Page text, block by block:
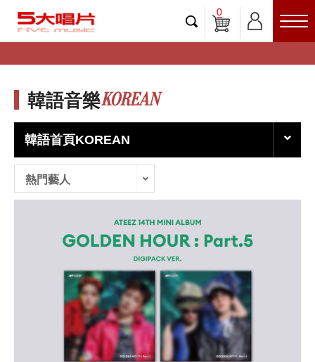
0
韓語音樂KOREAN
韓語首頁KOREAN
熱門藝人